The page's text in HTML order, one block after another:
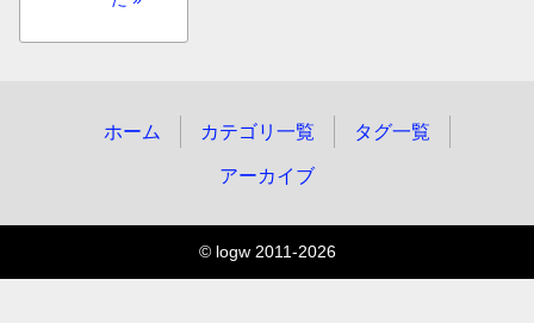
ホーム カテゴリ一覧 タグ一覧
アーカイブ
© logw 2011-2026